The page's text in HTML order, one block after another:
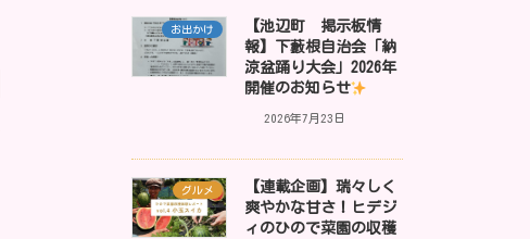
お出かけ
【池辺町 掲示板情
報】下藪根自治会「納
涼盆踊り大会」2026年
開催のお知らせ
2026年7月23日
グルメ
【連載企画】瑞々しく
爽やかな甘さ！ヒデジ
ィのひので菜園の収穫